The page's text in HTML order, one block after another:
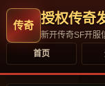
授权传奇
新开传奇SF开服
首页